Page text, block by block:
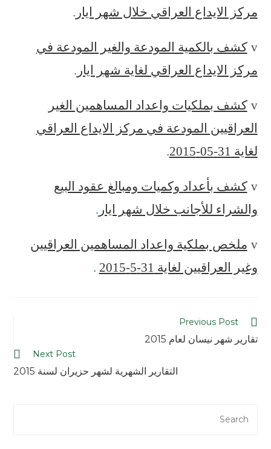
مركز الايداع العراقي خلال شهر ايار .
v كشف بالكمية المودعة والغير المودعة في
مركز الايداع العراقي لغاية شهر ايار .
v كشف بملكيات واعداد المساهمين الغير
العراقيين المودعة في مركز الايداع العراقي
لغاية 31-05-2015
.
v كشف بأعداد وكميات ومبالغ عقود البيع
والشراء للأجانب خلال شهر ايار .
v ملخص بملكية واعداد المساهمين العراقيين
وغير العراقيين لغاية 31-5-2015
.
Previous Post
تقارير شهر نيسان لعام 2015
Next Post
التقارير الشهرية لشهر حزيران لسنة 2015